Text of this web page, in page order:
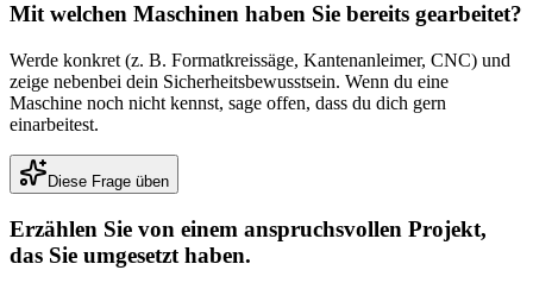
Mit welchen Maschinen haben Sie bereits gearbeitet?
Werde konkret (z. B. Formatkreissäge, Kantenanleimer, CNC) und
zeige nebenbei dein Sicherheitsbewusstsein. Wenn du eine
Maschine noch nicht kennst, sage offen, dass du dich gern
einarbeitest.
Diese Frage üben
Erzählen Sie von einem anspruchsvollen Projekt,
das Sie umgesetzt haben.